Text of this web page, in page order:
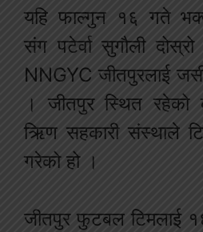
यहि फाल्गुन १६ गते
संग पटेर्वा सुगौली
NNGYC जीतपुरलाई
। जीतपुर स्थित रहेको
ऋिण सहकारी संस्थाले
गरेको हो ।
जीतपुर फुटबल टिमलाई